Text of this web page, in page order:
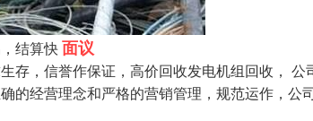
结算快面议
存，信誉作保证，高价回收发电机组回收，
的经营理念和严格的营销管理，规范运作，公